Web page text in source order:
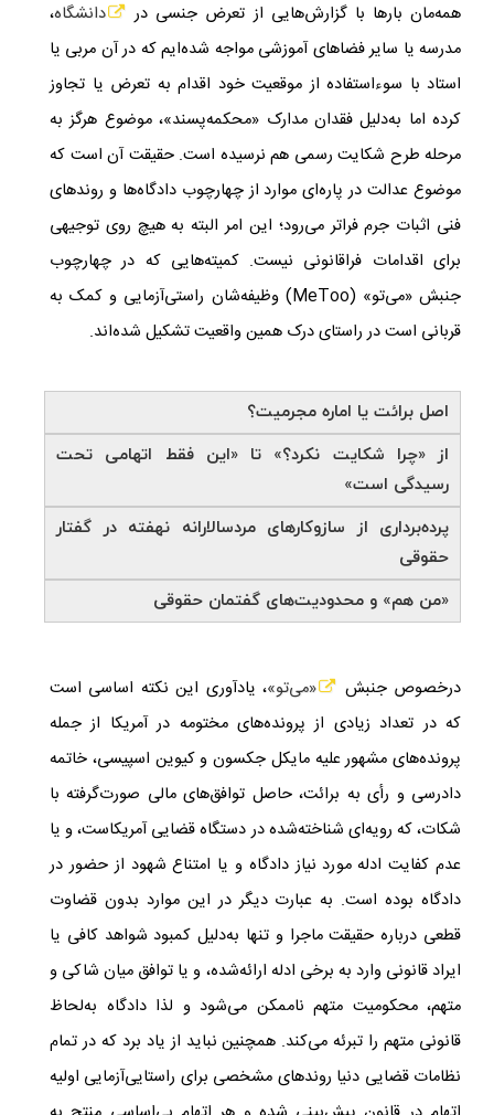
همه‌‌مان بارها با گزارش‌هایی از تعرض جنسی در
دانشگاه،
مدرسه یا سایر فضاهای آموزشی مواجه شده‌ایم که در آن مربی یا
استاد با سوءاستفاده از موقعیت خود اقدام به تعرض یا تجاوز
کرده اما به‌دلیل فقدان مدارک «محکمه‌پسند»، موضوع هرگز به
مرحله‌ طرح شکایت رسمی هم نرسیده است. حقیقت آن است که
موضوع عدالت در پاره‌ای موارد از چهارچوب دادگاه‌ها و روندهای
فنی اثبات جرم فراتر می‌رود؛ این امر البته به هیچ روی توجیهی
برای اقدامات فراقانونی نیست. کمیته‌هایی که در چهارچوب
جنبش «می‌تو» (MeToo) وظیفه‌شان راستی‌آزمایی و کمک به
قربانی است در راستای درک همین واقعیت تشکیل شده‌اند.
اصل برائت یا اماره مجرمیت؟
از «چرا شکایت نکرد؟» تا «این فقط اتهامی تحت
رسیدگی است»
پرده‌برداری از سازوکارهای مردسالارانه نهفته در گفتار
حقوقی
«من هم» و محدودیت‌های گفتمان حقوقی
درخصوص جنبش «می‌تو»، یادآوری این نکته اساسی است
که در تعداد زیادی از پرونده‌های مختومه در آمریکا از جمله
پرونده‌های مشهور علیه مایکل جکسون و کیوین اسپیسی، خاتمه‌
دادرسی و رأی به برائت، حاصل توافق‌های مالی صورت‌گرفته با
شکات، که رویه‌ا‌ی ‌شناخته‌شده در دستگاه قضایی آمریکاست، و یا
عدم کفایت ادله‌ مورد نیاز دادگاه و یا امتناع شهود از حضور در
دادگاه بوده است. به عبارت دیگر در این موارد بدون قضاوت
قطعی درباره‌ حقیقت ماجرا و تنها به‌دلیل کمبود شواهد کافی یا
ایراد قانونی وارد به برخی ادله‌ ارائه‌شده، و یا توافق میان شاکی و
متهم، محکومیت متهم ناممکن می‌شود و لذا دادگاه به‌لحاظ
قانونی متهم را تبرئه می‌کند. همچنین نباید از یاد برد که در تمام
نظامات قضایی دنیا روندهای مشخصی برای راستایی‌آزمایی اولیه‌